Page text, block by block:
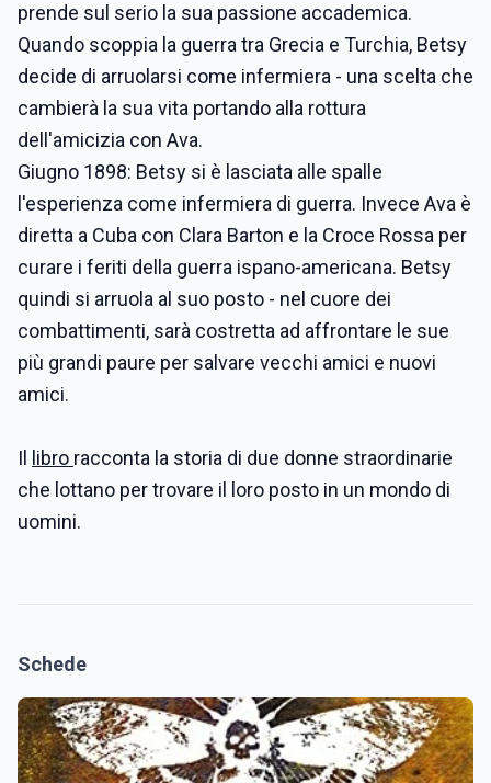
prende sul serio la sua passione accademica.
Quando scoppia la guerra tra Grecia e Turchia, Betsy
decide di arruolarsi come infermiera - una scelta che
cambierà la sua vita portando alla rottura
dell'amicizia con Ava.
Giugno 1898: Betsy si è lasciata alle spalle
l'esperienza come infermiera di guerra. Invece Ava è
diretta a Cuba con Clara Barton e la Croce Rossa per
curare i feriti della guerra ispano-americana. Betsy
quindi si arruola al suo posto - nel cuore dei
combattimenti, sarà costretta ad affrontare le sue
più grandi paure per salvare vecchi amici e nuovi
amici.
Il libro racconta la storia di due donne straordinarie
che lottano per trovare il loro posto in un mondo di
uomini.
Schede